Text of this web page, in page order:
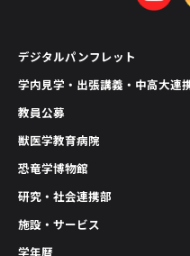
デジタルパンフレット
学内見学・出張講義・中高大連
教員公募
獣医学教育病院
恐竜学博物館
研究・社会連携部
施設・サービス
学年暦